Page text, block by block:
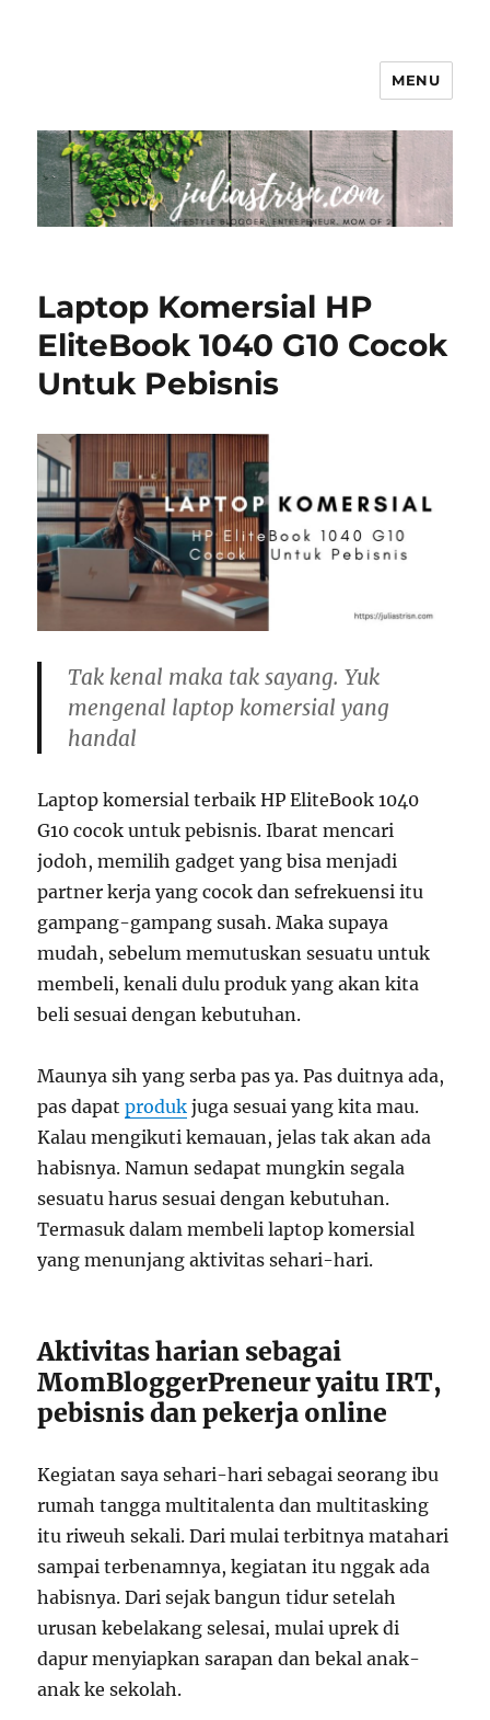
The Colorful Life By Juliastri Sn
MENU
Laptop Komersial HP
EliteBook 1040 G10 Cocok
Untuk Pebisnis
Tak kenal maka tak sayang. Yuk
mengenal laptop komersial yang
handal
Laptop komersial terbaik HP EliteBook 1040
G10 cocok untuk pebisnis. Ibarat mencari
jodoh, memilih gadget yang bisa menjadi
partner kerja yang cocok dan sefrekuensi itu
gampang-gampang susah. Maka supaya
mudah, sebelum memutuskan sesuatu untuk
membeli, kenali dulu produk yang akan kita
beli sesuai dengan kebutuhan.
Maunya sih yang serba pas ya. Pas duitnya ada,
pas dapatproduk juga sesuai yang kita mau.
Kalau mengikuti kemauan, jelas tak akan ada
habisnya. Namun sedapat mungkin segala
sesuatu harus sesuai dengan kebutuhan.
Termasuk dalam membeli laptop komersial
yang menunjang aktivitas sehari-hari.
Aktivitas harian sebagai
MomBloggerPreneur yaitu IRT,
pebisnis dan pekerja online
Kegiatan saya sehari-hari sebagai seorang ibu
rumah tangga multitalenta dan multitasking
itu riweuh sekali. Dari mulai terbitnya matahari
sampai terbenamnya, kegiatan itu nggak ada
habisnya. Dari sejak bangun tidur setelah
urusan kebelakang selesai, mulai uprek di
dapur menyiapkan sarapan dan bekal anak-
anak ke sekolah.